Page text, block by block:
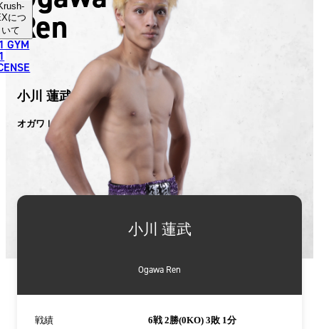
中文（繁體）
ไทย
العربية
につ
いて
GYMRen
小川 蓮武
オガワ レン
小川 蓮武
Ogawa Ren
戦績 6戦 2勝(0KO) 3敗 1分